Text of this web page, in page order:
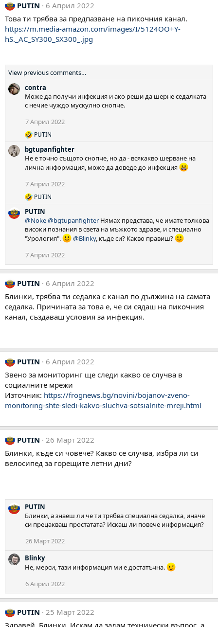
PUTIN
6 Април 2022
Това ти трябва за предпазване на пикочния канал.
https://m.media-amazon.com/images/I/5124OO+Y-
hS._AC_SY300_SX300_.jpg
View previous comments…
contra
Може да получи инфекция и ако реши да шерне седалката
с нечие чуждо мускулно снопче.
7 Април 2022
Р
е
а
к
ц
и
PUTIN
bgtupanfighter
Не е точно същото снопче, но да - всякакво шерване на
лична информация, може да доведе до инфекция
7 Април 2022
Р
е
а
к
ц
и
:
PUTIN
PUTIN
@Noke@bgtupanfighter Нямах представа, че имате толкова
високи познания в света на мъжкото здраве, и специално
"Урология".
@Blinky, къде си? Какво правиш?
7 Април 2022
PUTIN
6 Април 2022
Блинки, трябва ти седалка с канал по дължина на самата
седалка. Причината за това е, че си сядаш на пикочния
канал, създаваш условия за инфекция.
PUTIN
6 Април 2022
Звено за мониторинг ще следи какво се случва в
социалните мрежи
Източник: https://frognews.bg/novini/bojanov-zveno-
monitoring-shte-sledi-kakvo-sluchva-sotsialnite-mreji.html
PUTIN
26 Март 2022
Блинки, къде си човече? Какво се случва, избра ли си
велосипед за горещите летни дни?
PUTIN
Блинки, а знаеш ли че ти трябва специална седалка, иначе
си прецакваш простатата? Искаш ли повече информация?
26 Март 2022
Blinky
Не, мерси, тази информация ми е достатъчна.
6 Април 2022
PUTIN
25 Март 2022
Здравей, Блинки. Искам да задам технически въпрос, а